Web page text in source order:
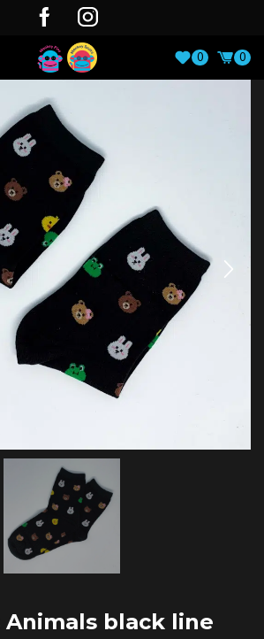
0 0
Animals black line